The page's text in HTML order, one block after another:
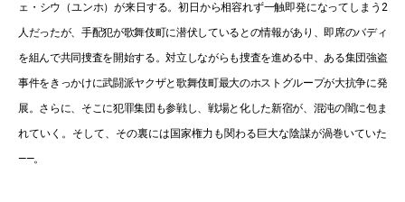
ェ・シウ（ユンホ）が来日する。初日から相容れず一触即発になってしまう2
人だったが、手配犯が歌舞伎町に潜伏しているとの情報があり、即席のバディ
を組んで共同捜査を開始する。対立しながらも捜査を進める中、ある集団強盗
事件をきっかけに武闘派ヤクザと歌舞伎町最大のホストグループが大抗争に発
展。さらに、そこに犯罪集団も参戦し、戦場と化した新宿が、混沌の闇に包ま
れていく。そして、その裏には国家権力も関わる巨大な陰謀が渦巻いていた
——。